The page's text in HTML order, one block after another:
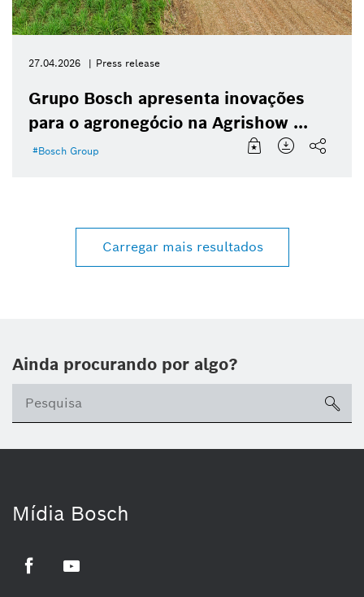
27.04.2026 Press release
Grupo Bosch apresenta inovações
para o agronegócio na Agrishow ...
Bosch Group
Carregar mais resultados
Ainda procurando por algo?
Mídia Bosch